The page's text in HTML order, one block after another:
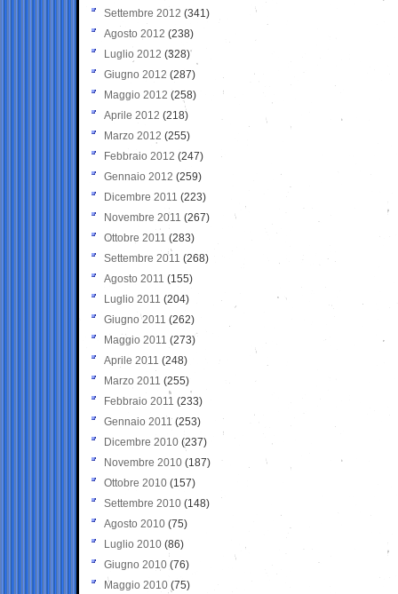
Settembre 2012 (341)
Agosto 2012 (238)
Luglio 2012 (328)
Giugno 2012 (287)
Maggio 2012 (258)
Aprile 2012 (218)
Marzo 2012 (255)
Febbraio 2012 (247)
Gennaio 2012 (259)
Dicembre 2011 (223)
Novembre 2011 (267)
Ottobre 2011 (283)
Settembre 2011 (268)
Agosto 2011 (155)
Luglio 2011 (204)
Giugno 2011 (262)
Maggio 2011 (273)
Aprile 2011 (248)
Marzo 2011 (255)
Febbraio 2011 (233)
Gennaio 2011 (253)
Dicembre 2010 (237)
Novembre 2010 (187)
Ottobre 2010 (157)
Settembre 2010 (148)
Agosto 2010 (75)
Luglio 2010 (86)
Giugno 2010 (76)
Maggio 2010 (75)